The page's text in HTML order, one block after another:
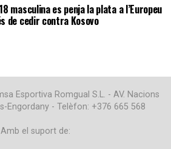
masculina es penja la plata a l’Europeu
de cedir contra Kosovo
Esportiva Romgual S.L. - AV. Nacions
Engordany - Telèfon: +376 665 568
Amb el suport de: